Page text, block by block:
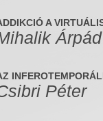
A
Árpád
Péter